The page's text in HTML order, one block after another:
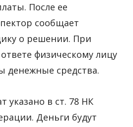
После ее
сообщает
о решении. При
физическому лицу
денежные средства.
указано в ст. 78 НК
Деньги будут